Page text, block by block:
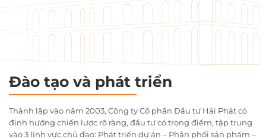
Đào tạo và phát triển
Thành lập vào năm 2003, Công ty Cổ phần Đầu tư Hải Phát có
định hướng chiến lược rõ ràng, đầu tư có trọng điểm, tập trung
vào 3 lĩnh vực chủ đạo: Phát triển dự án – Phân phối sản phẩm –